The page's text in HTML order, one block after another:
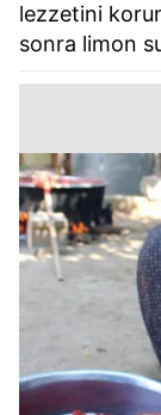
lezzetini
sonra limon